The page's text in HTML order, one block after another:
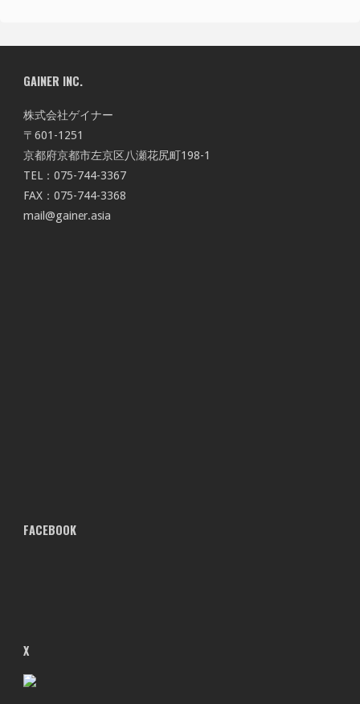
GAINER INC.
株式会社ゲイナー
〒601-1251
京都府京都市左京区八瀬花尻町198-1
TEL：075-744-3367
FAX：075-744-3368
mail@gainer.asia
FACEBOOK
X